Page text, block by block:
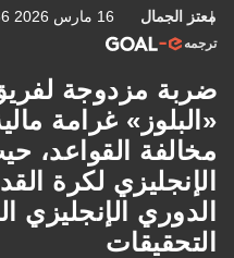
معتز الجمال 16 مارس 2026 15:36-04:00
ترجمه
ضربة مزدوجة
«البلوز» غرامة
مخالفة القواعد،
الدوري الإنجليزي
التحقيقات